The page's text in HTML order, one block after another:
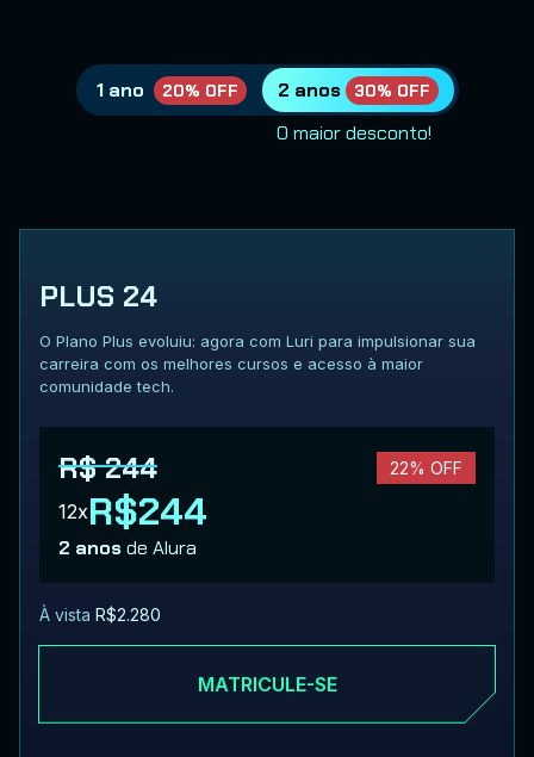
1 ano 20% OFF 2 anos 30% OFF
O maior desconto!
PLUS 24
O Plano Plus evoluiu: agora com Luri para impulsionar sua
carreira com os melhores cursos e acesso à maior
comunidade tech.
R$ 244 22% OFF
12xR$244
2 anosde Alura
À vista R$2.280
MATRICULE-SE